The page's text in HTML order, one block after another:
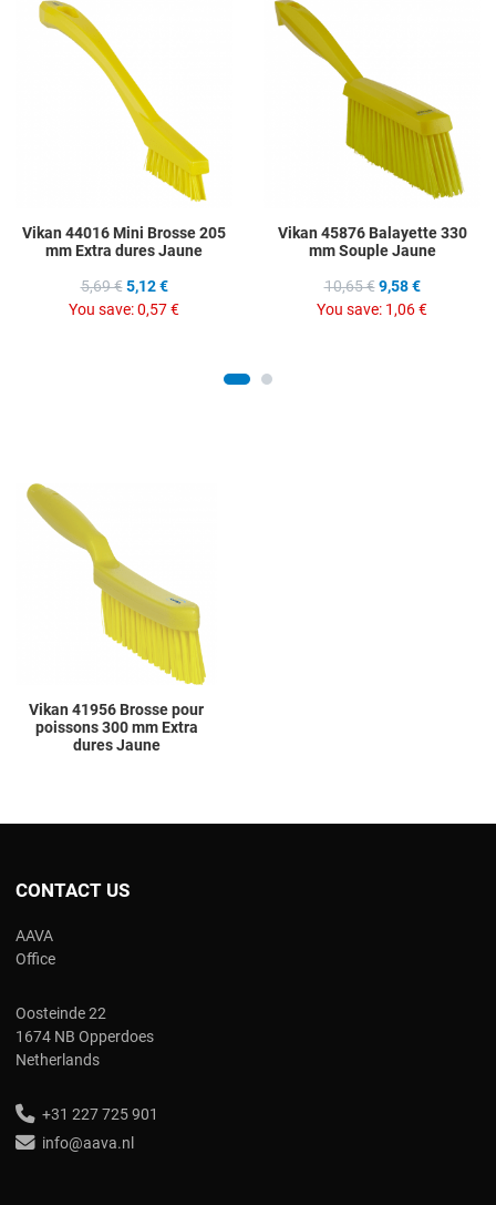
Add to Wishlist
Add to Compare
Vikan 44016 Mini Brosse 205
mm Extra dures Jaune
5,69 € 5,12 €
You save:0,57 €
Vikan 45876 Balayette 330
mm Souple Jaune
10,65 € 9,58 €
You save: 1,06 €
Vikan 41956 Brosse pour
poissons 300 mm Extra
dures Jaune
CONTACT US
AAVA
Office
Oosteinde 22
1674 NB Opperdoes
Netherlands
+31 227 725 901
info@aava.nl